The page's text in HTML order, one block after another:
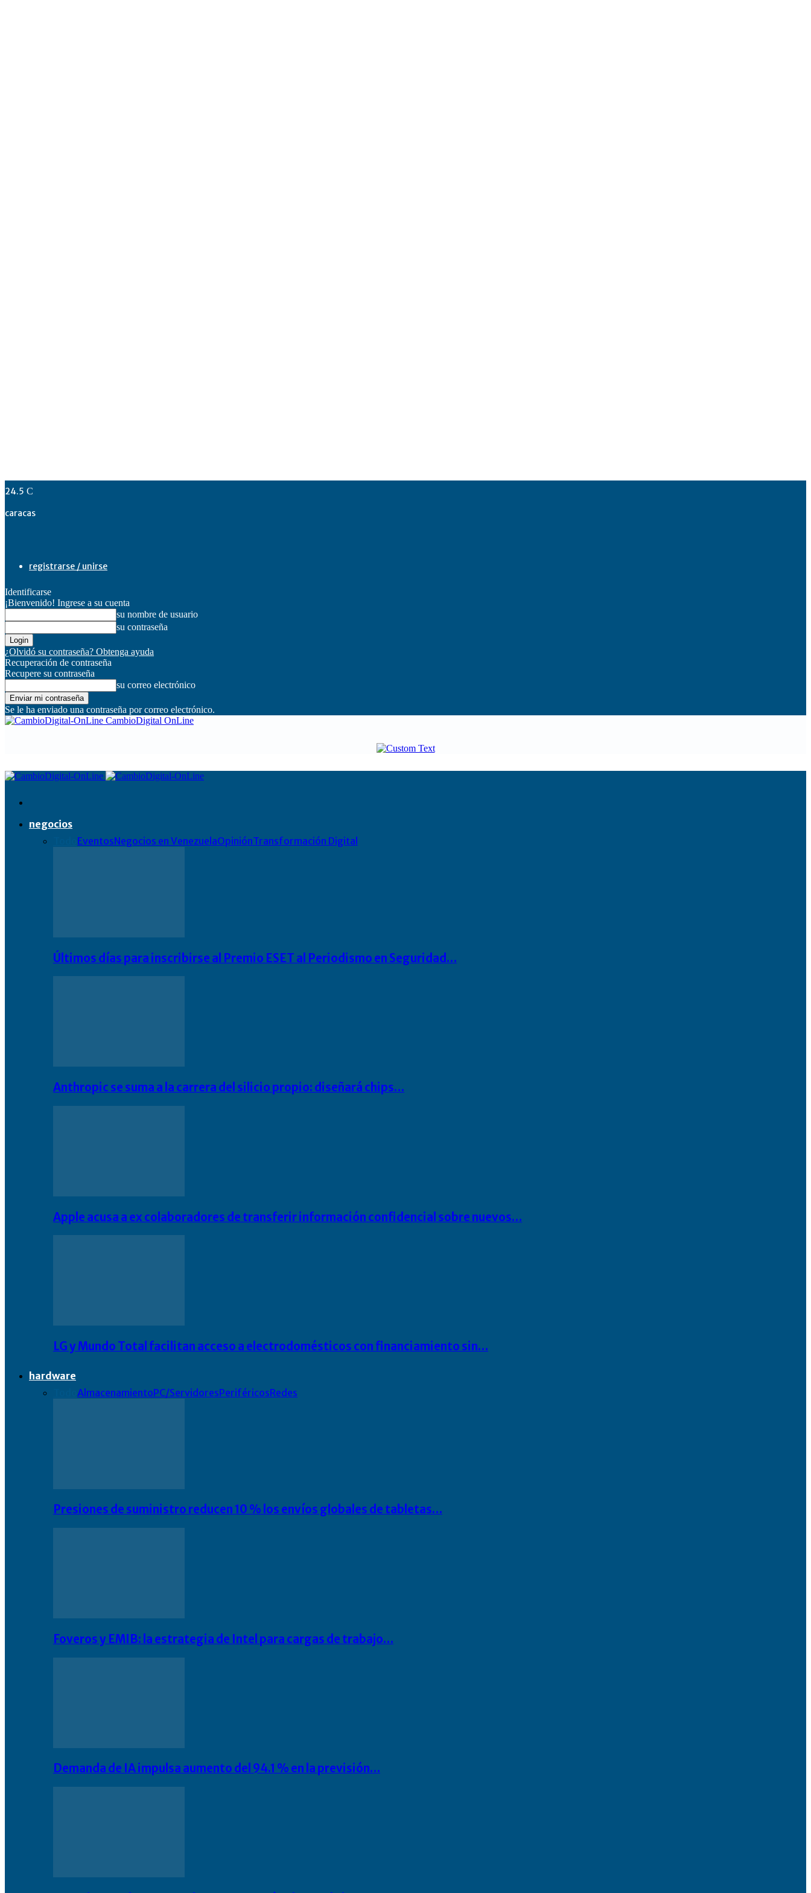
24.5 C
caracas
registrarse / unirse
Identificarse
¡Bienvenido! Ingrese a su cuenta
su nombre de usuario
su contraseña
¿Olvidó su contraseña? Obtenga ayuda
Recuperación de contraseña
Recupere su contraseña
su correo electrónico
Se le ha enviado una contraseña por correo electrónico.
CambioDigital OnLine
negocios
EventosNegocios en VenezuelaOpiniónTransformación Digital
Últimos días para inscribirse al Premio ESET al Periodismo en Seguridad…
Anthropic se suma a la carrera del silicio propio: diseñará chips…
Apple acusa a ex colaboradores de transferir información confidencial sobre nuevos…
LG y Mundo Total facilitan acceso a electrodomésticos con financiamiento sin…
hardware
AlmacenamientoPC/ServidoresPeriféricosRedes
Presiones de suministro reducen 10 % los envíos globales de tabletas…
Foveros y EMIB: la estrategia de Intel para cargas de trabajo…
Demanda de IA impulsa aumento del 94.1 % en la previsión…